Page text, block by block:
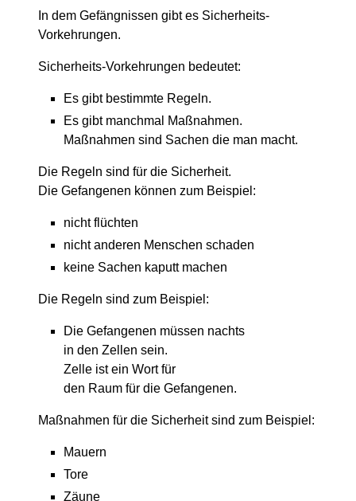
In dem Gefängnissen gibt es Sicherheits-
Vorkehrungen.
Sicherheits-Vorkehrungen bedeutet:
Es gibt bestimmte Regeln.
Es gibt manchmal Maßnahmen.
Maßnahmen sind Sachen die man macht.
Die Regeln sind für die Sicherheit.
Die Gefangenen können zum Beispiel:
nicht flüchten
nicht anderen Menschen schaden
keine Sachen kaputt machen
Die Regeln sind zum Beispiel:
Die Gefangenen müssen nachts
in den Zellen sein.
Zelle ist ein Wort für
den Raum für die Gefangenen.
Maßnahmen für die Sicherheit sind zum Beispiel:
Mauern
Tore
Zäune